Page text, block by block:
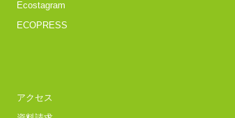
Ecostagram
ECOPRESS
アクセス